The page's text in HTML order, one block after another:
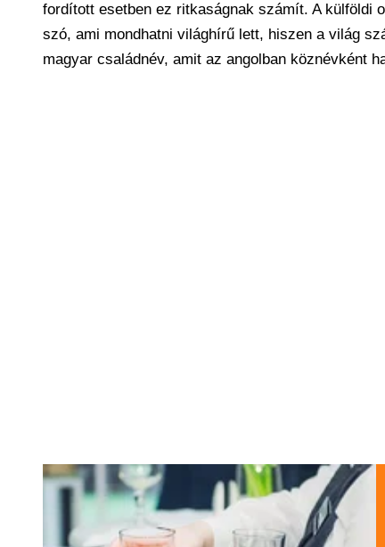
fordított esetben ez ritkaságnak számít. A külföldi
szó, ami mondhatni világhírű lett, hiszen a világ
magyar családnév, amit az angolban köznévként